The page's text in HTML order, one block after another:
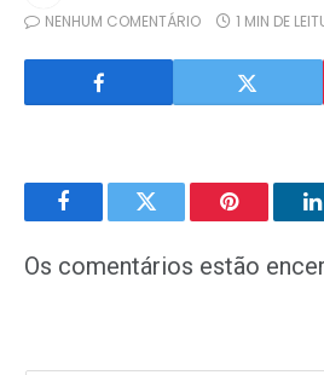
NENHUM COMENTÁRIO
1 MIN DE
FacebookTwitter Pinterest
Os comentários estão